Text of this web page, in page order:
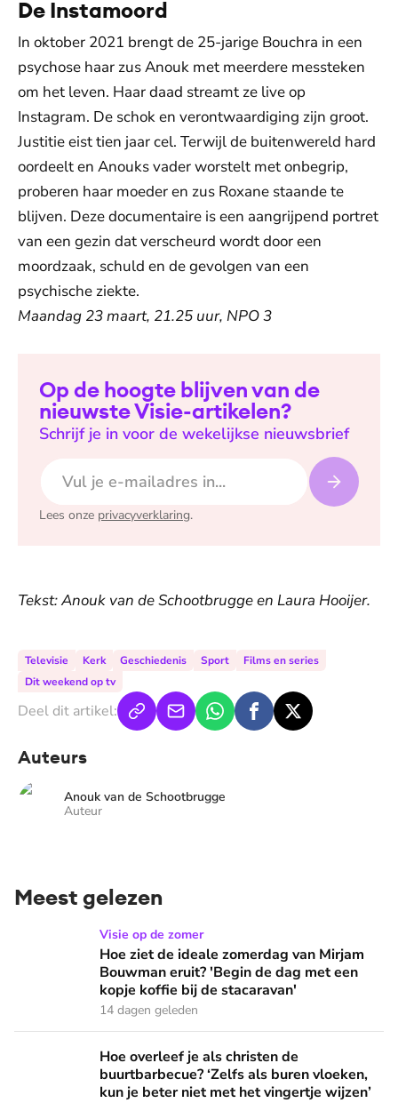
De Instamoord
In oktober 2021 brengt de 25-jarige Bouchra in een
psychose haar zus Anouk met meerdere messteken
om het leven. Haar daad streamt ze live op
Instagram. De schok en verontwaardiging zijn groot.
Justitie eist tien jaar cel. Terwijl de buitenwereld hard
oordeelt en Anouks vader worstelt met onbegrip,
proberen haar moeder en zus Roxane staande te
blijven. Deze documentaire is een aangrijpend portret
van een gezin dat verscheurd wordt door een
moordzaak, schuld en de gevolgen van een
psychische ziekte.
Maandag 23 maart, 21.25 uur, NPO 3
Op de hoogte blijven van de
nieuwste Visie-artikelen?
Schrijf je in voor de wekelijkse nieuwsbrief
Lees onze privacyverklaring.
Tekst: Anouk van de Schootbrugge en Laura Hooijer.
Televisie Kerk Geschiedenis Sport
Films en series
Dit weekend op tv
Deel dit artikel:
Auteurs
Anouk van de Schootbrugge
Auteur
Meest gelezen
Hoe ziet de ideale zomerdag van Mirjam Bouwman eruit?
Visie op de zomer
Hoe ziet de ideale zomerdag van Mirjam
Bouwman eruit? 'Begin de dag met een
kopje koffie bij de stacaravan'
14 dagen geleden
Hoe overleef je als christen de buurtbarbecue? ‘Zelfs als
Hoe overleef je als christen de
buurtbarbecue? ‘Zelfs als buren vloeken,
kun je beter niet met het vingertje wijzen’